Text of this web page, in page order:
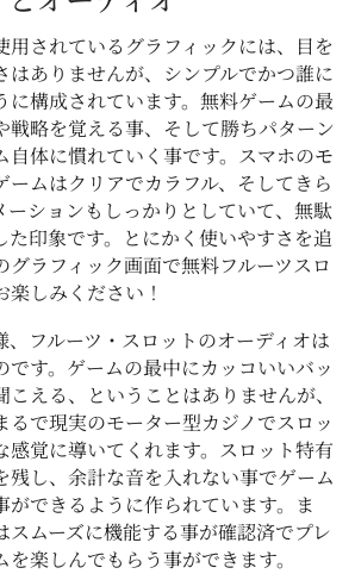
用されているグラフィックには、目を
はありませんが、シンプルでかつ誰に
に構成されています。無料ゲームの最
戦略を覚える事、そして勝ちパターン
自体に慣れていく事です。スマホのモ
ームはクリアでカラフル、そしてきら
ーションもしっかりとしていて、無駄
た印象です。とにかく使いやすさを追
グラフィック画面で無料フルーツスロ
楽しみください！
、フルーツ・スロットのオーディオは
です。ゲームの最中にカッコいいバッ
える、ということはありませんが、
るで現実のモーター型カジノでスロッ
感覚に導いてくれます。スロット特有
残し、余計な音を入れない事でゲーム
ができるように作られています。ま
スムーズに機能する事が確認済でプレ
楽しんでもらう事ができます。